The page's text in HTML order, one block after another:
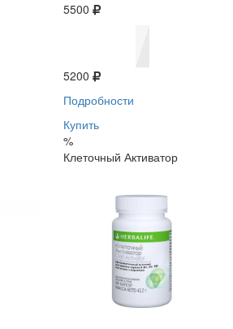
5500
5200
Подробности
Купить
%
Клеточный Активатор